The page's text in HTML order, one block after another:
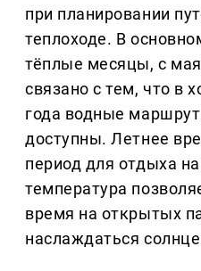
при планировании
теплоходе. В
тёплые месяцы, с
связано с тем, что в
года водные
доступны. Летнее
период для отдыха
температура
время на открытых
наслаждаться